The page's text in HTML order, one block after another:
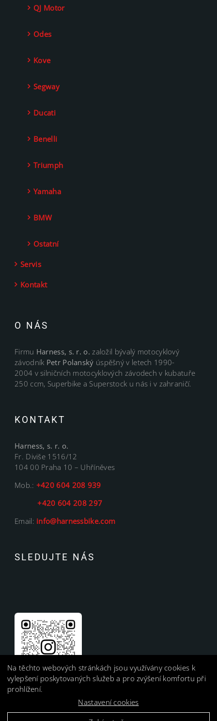
QJ Motor
Odes
Kove
Segway
Ducati
Benelli
Triumph
Yamaha
BMW
Ostatní
Servis
Kontakt
O NÁS
Firmu Harness, s. r. o.založil bývalý motocyklový
závodník Petr Polanský úspěšný v letech 1990-
2004 v silničních motocyklových závodech v kubatuře
250 ccm, Superbike a Superstock u nás i v zahraničí.
KONTAKT
Harness, s. r. o.
Fr. Diviše 1516/12
104 00 Praha 10 – Uhříněves
Mob.: +420 604 208 939
+420 604 208 297
Email: info@harnessbike.com
SLEDUJTE NÁS
Na těchto webových stránkách jsou využívány cookies k
vylepšení poskytovaných služeb a pro zvýšení komfortu při
prohlížení.
Nastavení cookies